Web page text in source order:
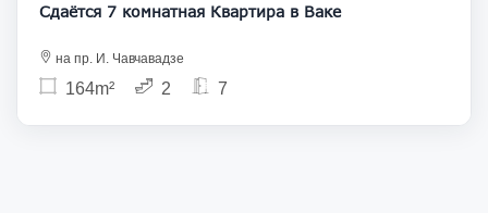
Сдаётся 7 комнатная Квартира в Ваке
на пр. И. Чавчавадзе
164m² 2 7